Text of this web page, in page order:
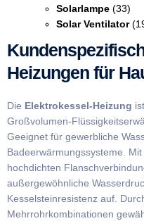
Solarlampe (33)
Solar Ventilator
Heizungen für
Die Elektrokessel-Heizung
Großvolumen-
Geeignet für gewerbliche
Badeerwärmungssysteme.
hochdichten
außergewöhnliche
Kesselsteinresistenz auf.
Mehrrohrkombinationen